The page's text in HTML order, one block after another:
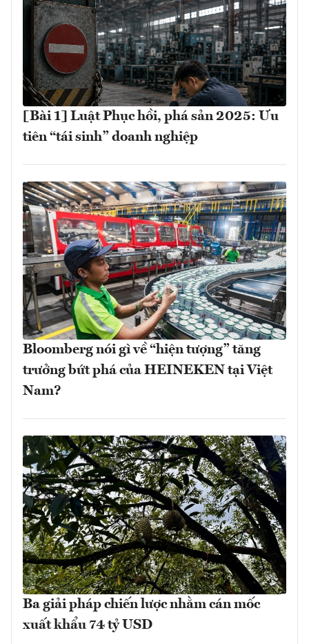
[Bài 1] Luật Phục hồi, phá sản 2025: Ưu
tiên “tái sinh” doanh nghiệp
Bloomberg nói gì về “hiện tượng” tăng
trưởng bứt phá của HEINEKEN tại Việt
Nam?
Ba giải pháp chiến lược nhằm cán mốc
xuất khẩu 74 tỷ USD